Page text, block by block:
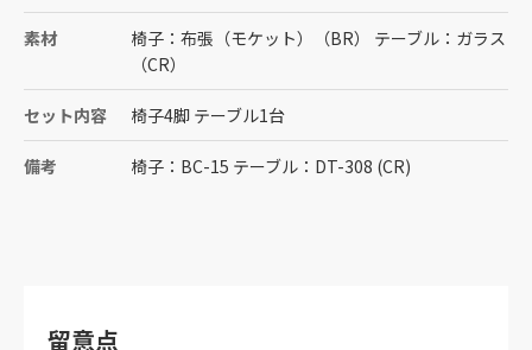
素材
椅子：布張（モケット）（BR） テーブル：ガラス
（CR）
セット内容 椅子4脚 テーブル1台
備考 椅子：BC-15 テーブル：DT-308 (CR)
留意点